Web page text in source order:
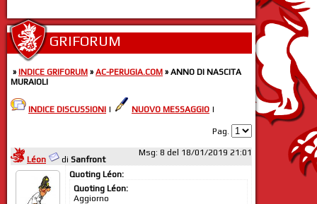
GRIFORUM
» INDICE GRIFORUM » AC-PERUGIA.COM » ANNO DI NASCITA
MURAIOLI
INDICE DISCUSSIONI | NUOVO MESSAGGIO |
Pag.
Léon di Sanfront
Msg: 8 del 18/01/2019 21:01
Quoting Léon:
Quoting Léon:
Aggiorno